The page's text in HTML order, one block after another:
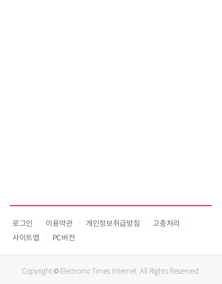
로그인 이용약관 개인정보취급방침
고충처리
사이트맵
PC버전
Copyright © Electronic Times Internet. All Rights Reserved.